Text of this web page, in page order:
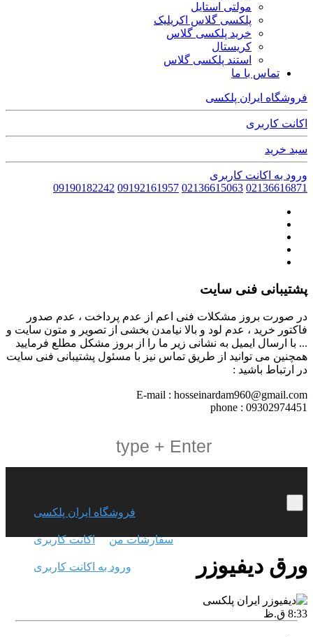
مولتی استایل
پلکسی گلاس اکریلیک
خرید پلکسی گلاس
کریستال
استند پلکسی گلاس
تماس با ما
فروشگاه ایران پلکسی
اکانت کاربری
سبد خرید
ورود به اکانت کاربری
02136616871
02136615063
09192161957
09190182242
پشتیبانی فنی سایت
در صورت بروز مشکلات فنی اعم از عدم پرداخت ، عدم صدور
فاکتور خرید ، عدم لود و بالا نیامدن بخشی از تصویر و متون سایت و
... با ارسال ایمیل به نشانی زیر ما را از بروز مشکل مطلع فرمایید
همچنین می توانید از طریق تماس نیز با مسئول پشتیبانی فنی سایت
در ارتباط باشید :
E-mail : hosseinardam960@gmail.com
phone : 09302974451
فروشگاه ایران پلکسی
اکانت کاربری سفارشات من
ورود به اکانت کاربری ورق دیفیوزر
8:33 ق.ظ